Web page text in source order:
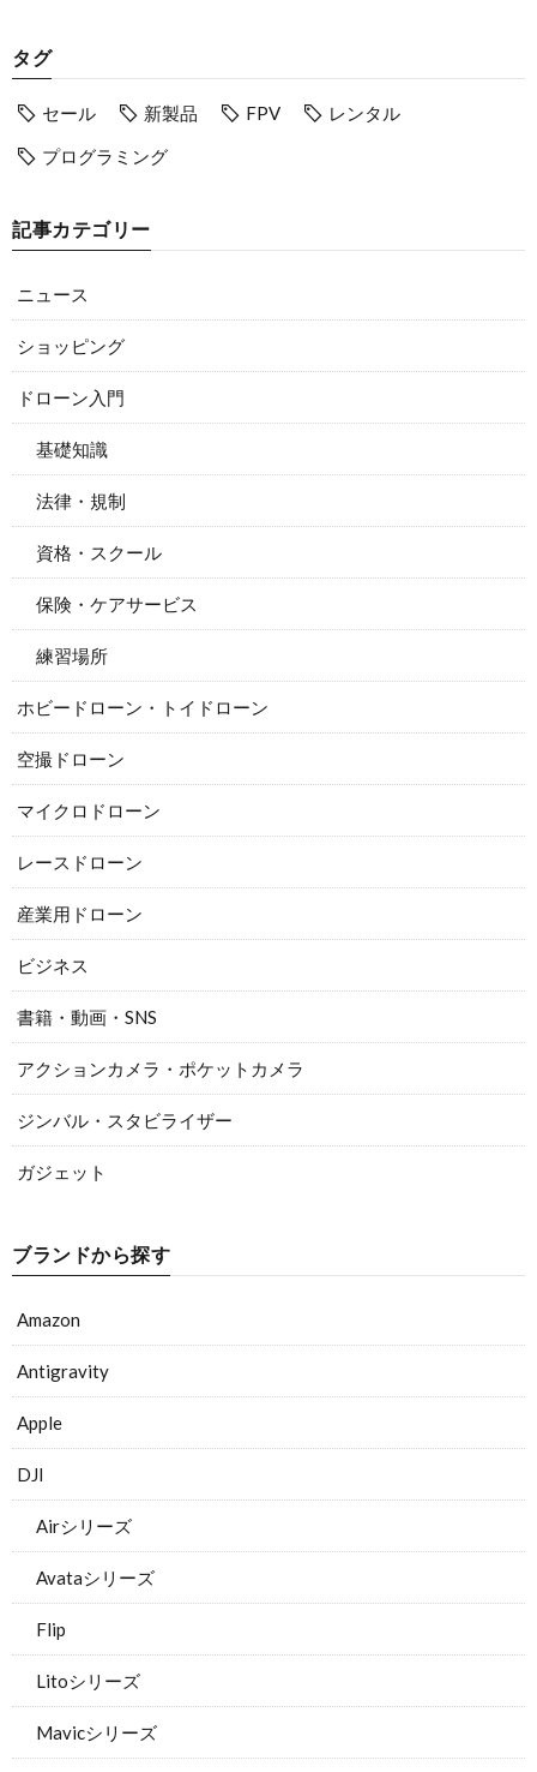
タグ
セール 新製品 FPV
レンタル
プログラミング
記事カテゴリー
ニュース
ショッピング
ドローン入門
基礎知識
法律・規制
資格・スクール
保険・ケアサービス
練習場所
ホビードローン・トイドローン
空撮ドローン
マイクロドローン
レースドローン
産業用ドローン
ビジネス
書籍・動画・SNS
アクションカメラ・ポケットカメラ
ジンバル・スタビライザー
ガジェット
ブランドから探す
Amazon
Antigravity
Apple
DJI
Airシリーズ
Avataシリーズ
Flip
Litoシリーズ
Mavicシリーズ